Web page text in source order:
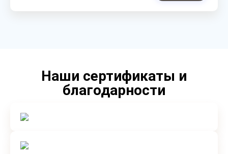
Наши сертификаты и
благодарности